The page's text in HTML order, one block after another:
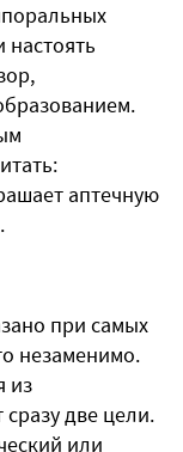
аптечную
при самых
незаменимо.
из
две цели.
или